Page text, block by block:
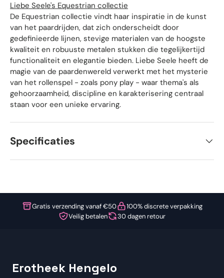
Liebe Seele's Equestrian collectie
De Equestrian collectie vindt haar inspiratie in de kunst
van het paardrijden, dat zich onderscheidt door
gedefinieerde lijnen, stevige materialen van de hoogste
kwaliteit en robuuste metalen stukken die tegelijkertijd
functionaliteit en elegantie bieden. Liebe Seele heeft de
magie van de paardenwereld verwerkt met het mysterie
van het rollenspel - zoals pony play - waar thema's als
gehoorzaamheid, discipline en karakterisering centraal
staan voor een unieke ervaring.
Specificaties
Gratis verzending vanaf €50
100% discrete verpakking
Veilig betalen
30 dagen retour
Erotheek Hengelo